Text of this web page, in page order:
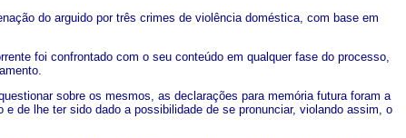
do arguido por três crimes de violência doméstica, com base em
foi confrontado com o seu conteúdo em qualquer fase do processo,
sobre os mesmos, as declarações para memória futura foram a
de lhe ter sido dado a possibilidade de se pronunciar, violando assim, o